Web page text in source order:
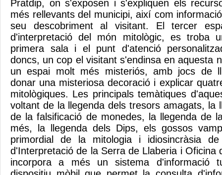
Pratdip, on s'exposen i s'expliquen els
més rellevants del municipi, així com
seu descobriment al visitant. El tercer
d'interpretació del món mitològic, es troba
primera sala i el punt d'atenció
doncs, un cop el visitant s'endinsa en aquesta
un espai molt més misteriós, amb jocs de
donar una misteriosa decoració i explicar
mitològiques. Les principals temàtiques
voltant de la llegenda dels tresors amagats, la
de la falsificació de monedes, la llegenda de
més, la llegenda dels Dips, els gossos
primordial de la mitologia i idiosincràsia
d'Interpretació de la Serra de Llaberia i Oficina
incorpora a més un sistema d'informació